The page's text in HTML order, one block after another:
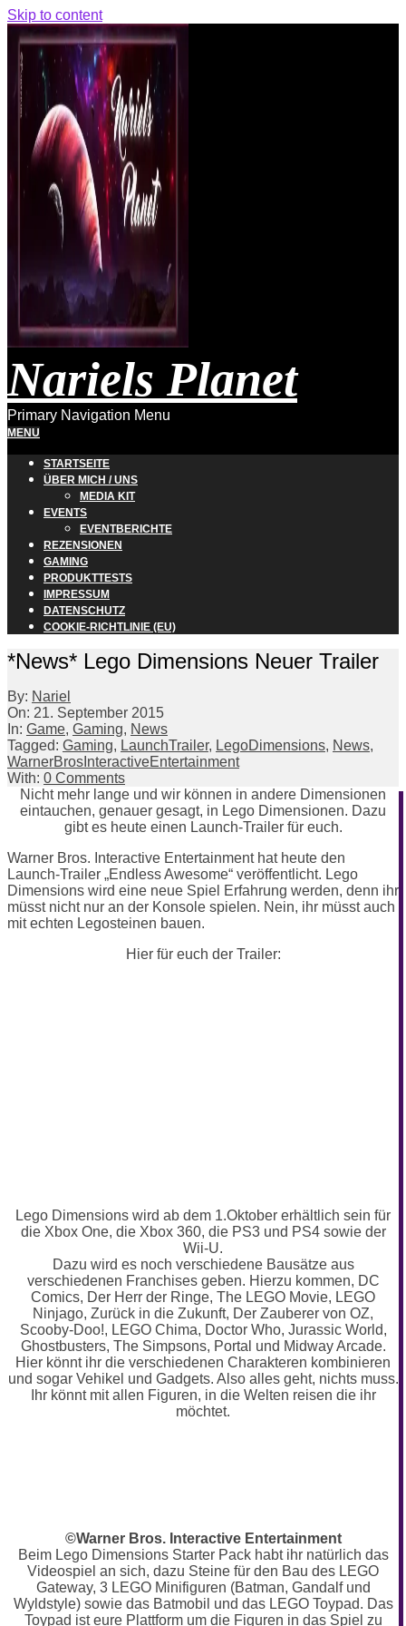
Skip to content
Nariels Planet
Primary Navigation Menu
MENU
STARTSEITE
ÜBER MICH / UNS
MEDIA KIT
EVENTS
EVENTBERICHTE
REZENSIONEN
GAMING
PRODUKTTESTS
IMPRESSUM
DATENSCHUTZ
COOKIE-RICHTLINIE (EU)
*News* Lego Dimensions Neuer Trailer
By: Nariel
On: 21. September 2015
In: Game, Gaming, News
Tagged: Gaming, LaunchTrailer, LegoDimensions, News,
WarnerBrosInteractiveEntertainment
With: 0 Comments
Nicht mehr lange und wir können in andere Dimensionen
eintauchen, genauer gesagt, in Lego Dimensionen. Dazu
gibt es heute einen Launch-Trailer für euch.
Warner Bros. Interactive Entertainment hat heute den
Launch-Trailer „Endless Awesome“ veröffentlicht. Lego
Dimensions wird eine neue Spiel Erfahrung werden, denn ihr
müsst nicht nur an der Konsole spielen. Nein, ihr müsst auch
mit echten Legosteinen bauen.
Hier für euch der Trailer:
Lego Dimensions wird ab dem 1.Oktober erhältlich sein für
die Xbox One, die Xbox 360, die PS3 und PS4 sowie der
Wii-U.
Dazu wird es noch verschiedene Bausätze aus
verschiedenen Franchises geben. Hierzu kommen, DC
Comics, Der Herr der Ringe, The LEGO Movie, LEGO
Ninjago, Zurück in die Zukunft, Der Zauberer von OZ,
Scooby-Doo!, LEGO Chima, Doctor Who, Jurassic World,
Ghostbusters, The Simpsons, Portal und Midway Arcade.
Hier könnt ihr die verschiedenen Charakteren kombinieren
und sogar Vehikel und Gadgets. Also alles geht, nichts muss.
Ihr könnt mit allen Figuren, in die Welten reisen die ihr
möchtet.
©Warner Bros. Interactive Entertainment
Beim Lego Dimensions Starter Pack habt ihr natürlich das
Videospiel an sich, dazu Steine für den Bau des LEGO
Gateway, 3 LEGO Minifiguren (Batman, Gandalf und
Wyldstyle) sowie das Batmobil und das LEGO Toypad. Das
Toypad ist eure Plattform um die Figuren in das Spiel zu